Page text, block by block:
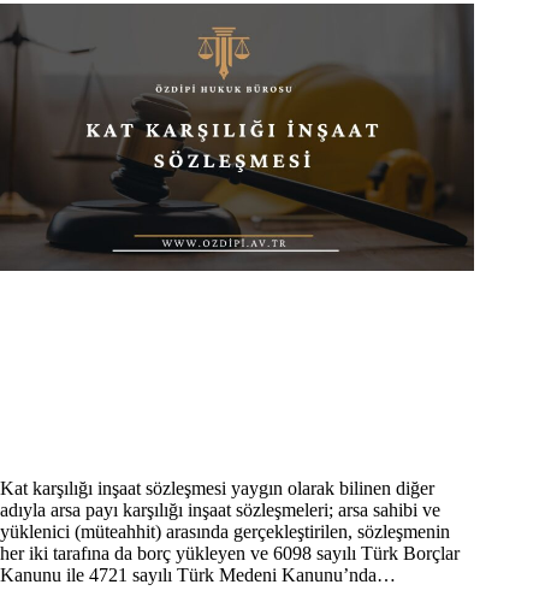
Kat karşılığı inşaat sözleşmesi yaygın olarak bilinen diğer
adıyla arsa payı karşılığı inşaat sözleşmeleri; arsa sahibi ve
yüklenici (müteahhit) arasında gerçekleştirilen, sözleşmenin
her iki tarafına da borç yükleyen ve 6098 sayılı Türk Borçlar
Kanunu ile 4721 sayılı Türk Medeni Kanunu’nda…